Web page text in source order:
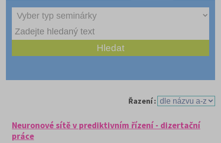
Řazení :
Neuronové sítě v prediktivním řízení - dizertační
práce